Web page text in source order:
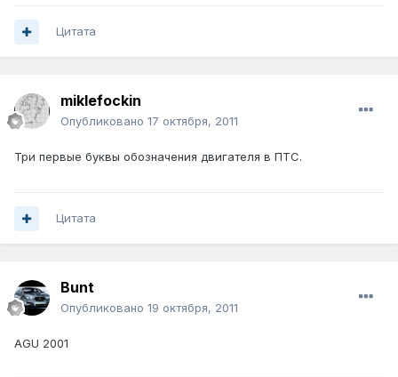
Цитата
miklefockin
Опубликовано 17 октября, 2011
Три первые буквы обозначения двигателя в ПТС.
Цитата
Bunt
Опубликовано 19 октября, 2011
AGU 2001